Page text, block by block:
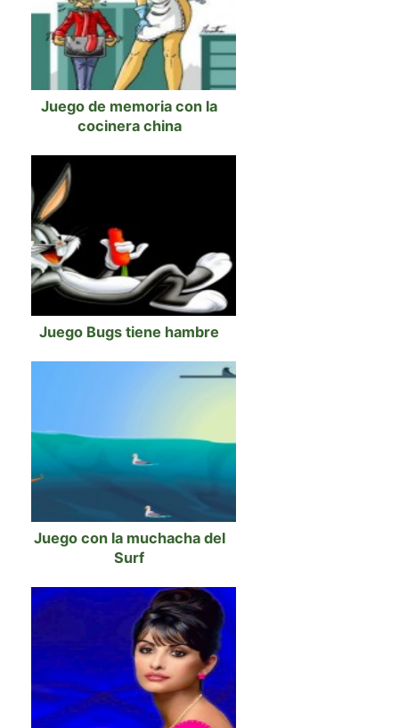
Juego de memoria con la
cocinera china
Juego Bugs tiene hambre
Juego con la muchacha del
Surf